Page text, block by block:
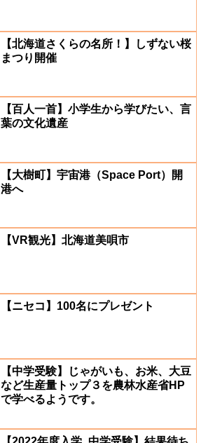
【北海道さくらの名所！】しずない桜
まつり開催
【百人一首】小学生から学びたい、言
葉の文化遺産
【大樹町】宇宙港（Space Port）開
港へ
【VR観光】北海道美唄市
【ニセコ】100名にプレゼント
【中学受験】じゃがいも、お米、大豆
など生産量トップ３を農林水産省HP
で学べるようです。